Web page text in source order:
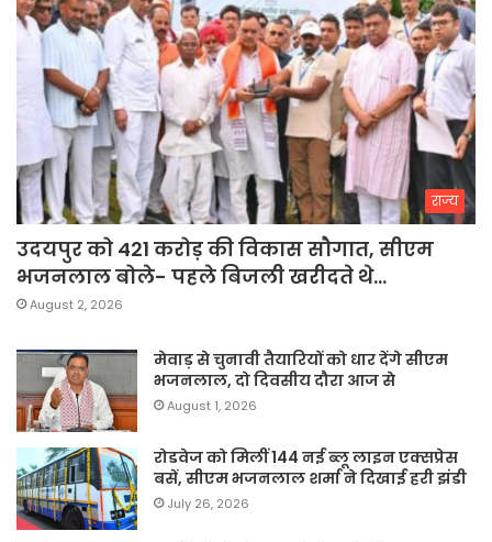
राज्य
उदयपुर को 421 करोड़ की विकास सौगात, सीएम
भजनलाल बोले- पहले बिजली खरीदते थे…
August 2, 2026
मेवाड़ से चुनावी तैयारियों को धार देंगे सीएम
भजनलाल, दो दिवसीय दौरा आज से
August 1, 2026
रोडवेज को मिलीं 144 नई ब्लू लाइन एक्सप्रेस
बसें, सीएम भजनलाल शर्मा ने दिखाई हरी झंडी
July 26, 2026